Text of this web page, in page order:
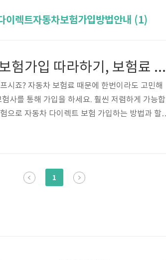
이렉트자동차보험가입방법안내 (1)
현대해상 다이렉트 자동차보험가입 따라하기, 보험료 할인 받기
시죠? 자동차 보험료 때문에 한번이라도 고민해
사를 통해 가입을 하세요. 훨씬 저렴하게 가능합
으로 자동차 다이렉트 보험 가입하는 방법과 할
대해상 다이렉트 자동차보험 가입에 방법과 보
다이렉트 자동차보험 바로가기 DB 다이렉트 자
바로가기 AXA 다이렉트 자동차..
1